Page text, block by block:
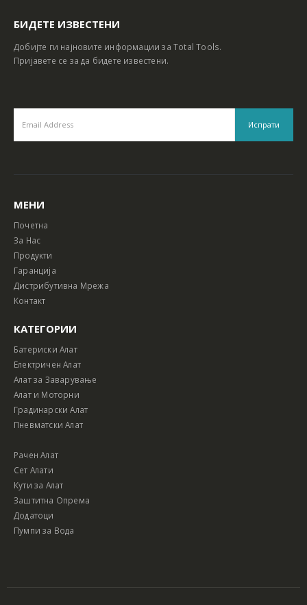
БИДЕТЕ ИЗВЕСТЕНИ
Добијте ги најновите информации за Total Tools.
Пријавете се за да бидете известени.
МЕНИ
Почетна
За Нас
Продукти
Гаранција
Дистрибутивна Мрежа
Контакт
КАТЕГОРИИ
Батериски Алат
Електричен Алат
Алат за Заварување
Алат и Моторни
Градинарски Алат
Пневматски Алат
Рачен Алат
Сет Алати
Кути за Алат
Заштитна Опрема
Додатоци
Пумпи за Вода